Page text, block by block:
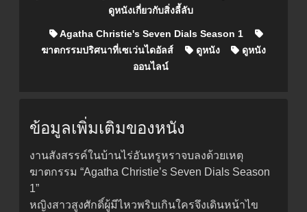
ดูหนังเกี่ยวกับสิ่งลี้ลับ
Agatha Christie's Seven Dials Season 1
ฆาตกรรมปริศนาที่เซเว่นไดอัลส์
ดูหนัง
ดูหนัง
ออนไลน์
ข้อมูลเพิ่มเติมของหนัง
งานสังสรรค์ในบ้านไร่อันหรูหราจบลงด้วยเหตุ
ฆาตกรรม “Agatha Christie’s Seven Dials Season
1”
หญิงสาวสูงศักดิ์ผู้มีไหวพริบเกินใครจึงเดินหน้าไข